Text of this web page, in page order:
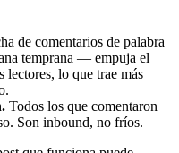
de comentarios de palabra
temprana — empuja el
lectores, lo que trae más
Todos los que comentaron
Son inbound, no fríos.